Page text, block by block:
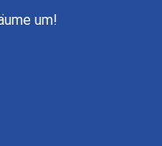
um!